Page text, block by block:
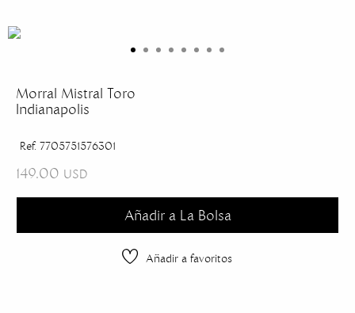
Morral Mistral Toro
Indianapolis
Ref. 7705751576301
149.00 USD
Añadir a La Bolsa
Añadir a favoritos